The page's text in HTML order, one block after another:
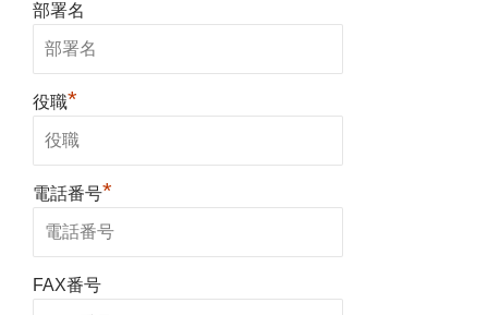
部署名
役職*
電話番号*
FAX番号